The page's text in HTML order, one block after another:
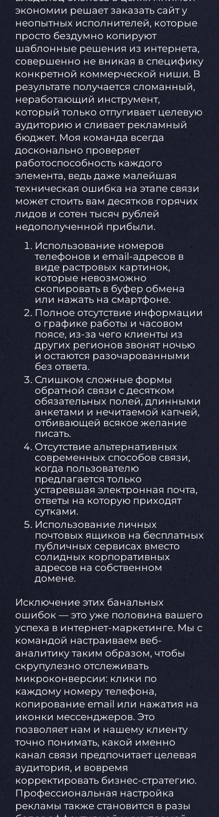
экономии решает заказать сайт у
неопытных исполнителей, которые
просто бездумно копируют
шаблонные решения из интернета,
совершенно не вникая в специфику
конкретной коммерческой ниши. В
результате получается сломанный,
неработающий инструмент,
который только отпугивает целевую
аудиторию и сливает рекламный
бюджет. Моя команда всегда
досконально проверяет
работоспособность каждого
элемента, ведь даже малейшая
техническая ошибка на этапе связи
может стоить вам десятков горячих
лидов и сотен тысяч рублей
недополученной прибыли.
Использование номеров
телефонов и email-адресов в
виде растровых картинок,
которые невозможно
скопировать в буфер обмена
или нажать на смартфоне.
Полное отсутствие информации
о графике работы и часовом
поясе, из-за чего клиенты из
других регионов звонят ночью
и остаются разочарованными
без ответа.
Слишком сложные формы
обратной связи с десятком
обязательных полей, длинными
анкетами и нечитаемой капчей,
отбивающей всякое желание
писать.
Отсутствие альтернативных
современных способов связи,
когда пользователю
предлагается только
устаревшая электронная почта,
ответы на которую приходят
сутками.
Использование личных
почтовых ящиков на бесплатных
публичных сервисах вместо
солидных корпоративных
адресов на собственном
домене.
Исключение этих банальных
ошибок — это уже половина вашего
успеха в интернет-маркетинге. Мы с
командой настраиваем веб-
аналитику таким образом, чтобы
скрупулезно отслеживать
микроконверсии: клики по
каждому номеру телефона,
копирование email или нажатия на
иконки мессенджеров. Это
позволяет нам и нашему клиенту
точно понимать, какой именно
канал связи предпочитает целевая
аудитория, и вовремя
корректировать бизнес-стратегию.
Профессиональная настройка
рекламы также становится в разы